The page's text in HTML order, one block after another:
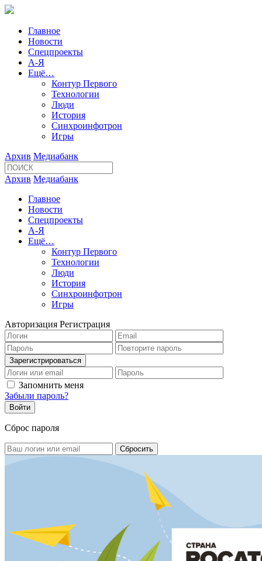
Главное
Новости
Спецпроекты
А-Я
Ещё…
Контур Первого
Технологии
Люди
История
Синхроинфотрон
Игры
Архив Медиабанк
Архив Медиабанк
Главное
Новости
Спецпроекты
А-Я
Ещё…
Контур Первого
Технологии
Люди
История
Синхроинфотрон
Игры
Авторизация Регистрация
Запомнить меня
Забыли пароль?
Сброс пароля